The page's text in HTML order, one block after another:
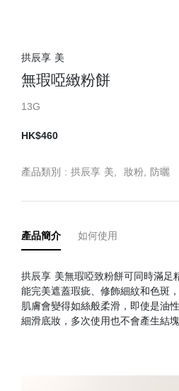
拱辰享 美
無瑕啞緻粉餅
13G
HK$460
產品類別 : 拱辰享 美, 妝粉 , 防曬
產品簡介 如何使用
拱辰享 美無瑕啞致粉餅可同時滿足
能完美遮蓋瑕疵、修飾細紋和色斑
肌膚會變得如絲般柔滑，即使是油
細滑底妝，多次使用也不會產生結塊